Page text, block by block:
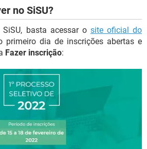
no SiSU?
basta acessar o site oficial do
primeiro dia de inscrições abertas e
Fazer inscrição: